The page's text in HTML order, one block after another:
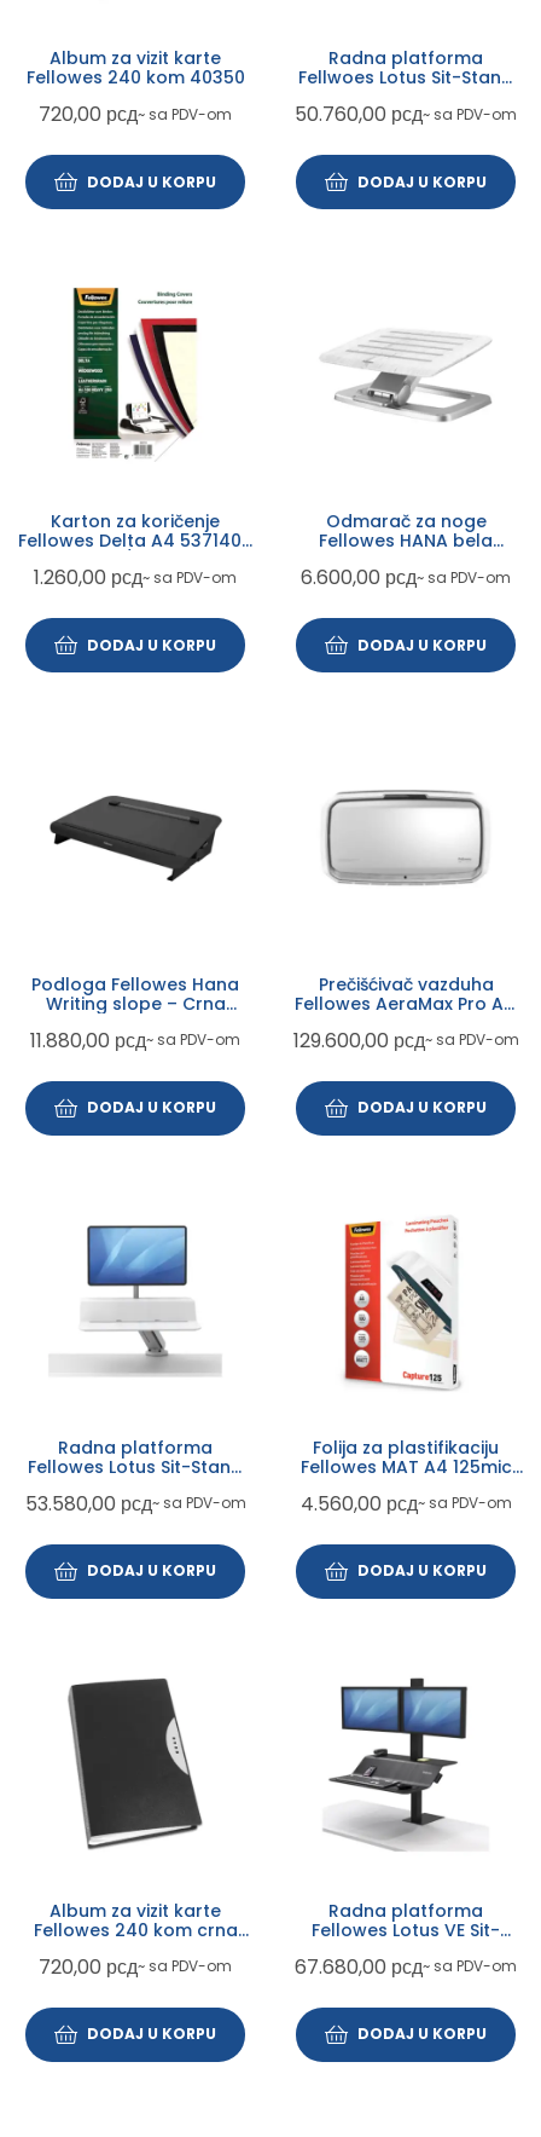
Album za vizit karte
Fellowes 240 kom 40350
720,00 рсд~ sa PDV-om
DODAJ U KORPU
Radna platforma
Fellwoes Lotus Sit-Stand
50.760,00 рсд~ sa PDV-om
DODAJ U KORPU
Karton za koričenje
Fellowes Delta A4 5371403
1.260,00 рсд~ sa PDV-om
DODAJ U KORPU
Odmarač za noge
Fellowes HANA bela
6.600,00 рсд~ sa PDV-om
DODAJ U KORPU
Podloga Fellowes Hana
Writing slope – Crna
11.880,00 рсд~ sa PDV-om
DODAJ U KORPU
Prečišćivač vazduha
Fellowes AeraMax Pro AM
129.600,00 рсд~ sa PDV-om
DODAJ U KORPU
Radna platforma
Fellowes Lotus Sit-Stand
53.580,00 рсд~ sa PDV-om
DODAJ U KORPU
Folija za plastifikaciju
Fellowes MAT A4 125mic
4.560,00 рсд~ sa PDV-om
DODAJ U KORPU
Album za vizit karte
Fellowes 240 kom crna
720,00 рсд~ sa PDV-om
DODAJ U KORPU
Radna platforma
Fellowes Lotus VE Sit-
8082001
67.680,00 рсд~ sa PDV-om
DODAJ U KORPU